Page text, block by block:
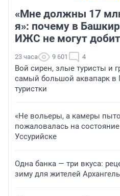
«Мне должны 17
я»: почему в
ИЖС не могут
23 часа 9 601 4
Вой сирен, злые туристы и
самый большой аквапарк в
туристки
«Не вольеры, а камеры
пожаловалась на
Уссурийске
Одна банка — три вкуса:
зиму для жителей